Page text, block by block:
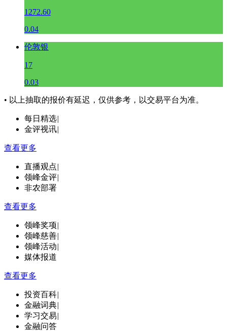
1272.60
0.04
伦敦银
17
0.03
• 以上抽取的报价有延迟，仅供参考，以交易平台为准。
每日精选|
金评视讯|
查看更多
直播观点|
领峰金评|
非农部署
查看更多
领峰奖项|
领峰慈善|
领峰活动|
媒体报道
查看更多
投资百科|
金融词典|
学习交易|
金融问答